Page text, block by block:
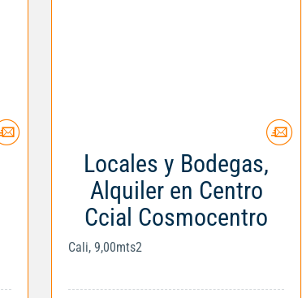
Locales y Bodegas,
Alquiler en Centro
Ccial Cosmocentro
Cali, 9,00mts2